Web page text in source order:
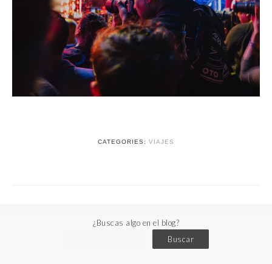
CATEGORIES: VIAJES
¿Buscas algo en el blog?
Buscar